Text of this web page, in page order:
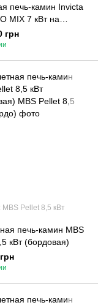
печь-камин Invicta
MIX 7 кВт на
пеллетах
грн
MBS Pellet 8,5 кВт
печь-камин MBS
кВт (бордовая)